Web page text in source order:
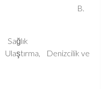
B.
Denizcilik ve